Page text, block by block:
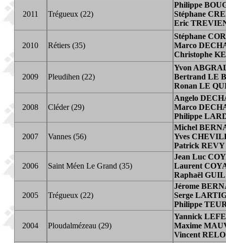
2011 Trégueux (22)
Philippe
Stéphane
Eric
2010 Rétiers (35)
Stéphane
Marco
Christophe
2009 Pleudihen (22)
Yvon
Bertrand LE
Ronan LE
2008 Cléder (29)
Angelo
Marco
Philippe
2007 Vannes (56)
Michel
Yves
Patrick REVY
2006 Saint Méen Le Grand (35)
Jean Luc
Laurent
Raphaël GUIL
2005 Trégueux (22)
Jérome
Serge
Philippe
2004 Ploudalmézeau (29)
Yannick
Maxime
Vincent RELO